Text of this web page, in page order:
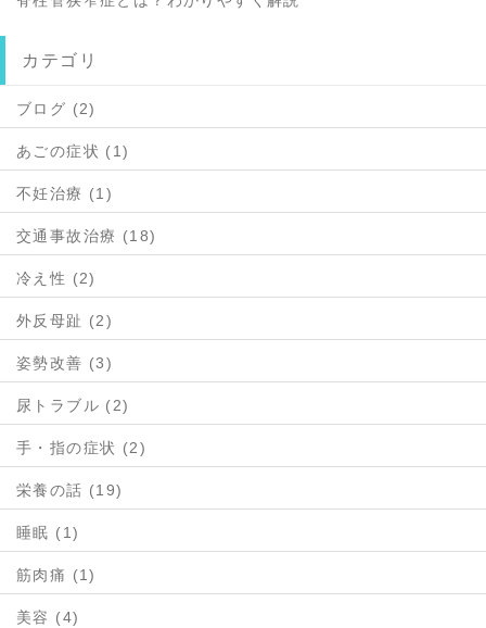
カテゴリ
ブログ (2)
あごの症状 (1)
不妊治療 (1)
交通事故治療 (18)
冷え性 (2)
外反母趾 (2)
姿勢改善 (3)
尿トラブル (2)
手・指の症状 (2)
栄養の話 (19)
睡眠 (1)
筋肉痛 (1)
美容 (4)